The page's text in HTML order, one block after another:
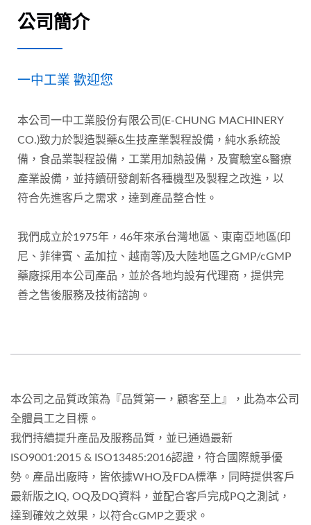
公司簡介
一中工業 歡迎您
本公司一中工業股份有限公司(E-CHUNG MACHINERY
CO.)致力於製造製藥&生技產業製程設備，純水系統設
備，食品業製程設備，工業用加熱設備，及實驗室&醫療
產業設備，並持續研發創新各種機型及製程之改進，以
符合先進客戶之需求，達到產品整合性。
我們成立於1975年，46年來承台灣地區、東南亞地區(印
尼、菲律賓、孟加拉、越南等)及大陸地區之GMP/cGMP
藥廠採用本公司產品，並於各地均設有代理商，提供完
善之售後服務及技術諮詢。
本公司之品質政策為『品質第一，顧客至上』，此為本公司
全體員工之目標。
我們持續提升產品及服務品質，並已通過最新
ISO9001:2015 & ISO13485:2016認證，符合國際競爭優
勢。產品出廠時，皆依據WHO及FDA標準，同時提供客戶
最新版之IQ, OQ及DQ資料，並配合客戶完成PQ之測試，
達到確效之效果，以符合cGMP之要求。